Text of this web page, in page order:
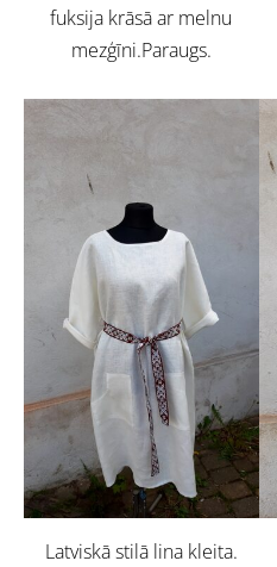
fuksija krāsā ar melnu
mezģīni.Paraugs.
Latviskā stilā lina kleita.